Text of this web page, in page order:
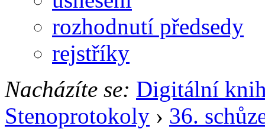
rozhodnutí předsedy
rejstříky
Nacházíte se: Digitální
Stenoprotokoly › 36.